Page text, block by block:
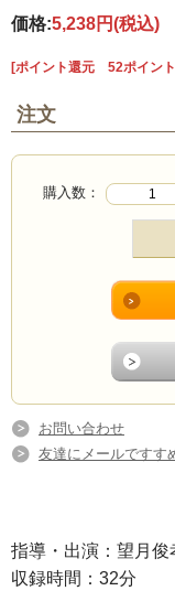
価格:5,238円(税込)
[ポイント還元 52ポイン
注文
購入数：
お問い合わせ
友達にメールですす
指導・出演：望月俊
収録時間：32分